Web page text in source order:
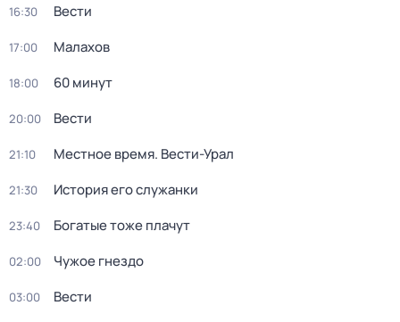
16:30 Вести
17:00 Малахов
18:00 60 минут
20:00 Вести
21:10 Местное время. Вести-Урал
21:30 История его служанки
23:40 Богатые тоже плачут
02:00 Чужое гнездо
03:00 Вести